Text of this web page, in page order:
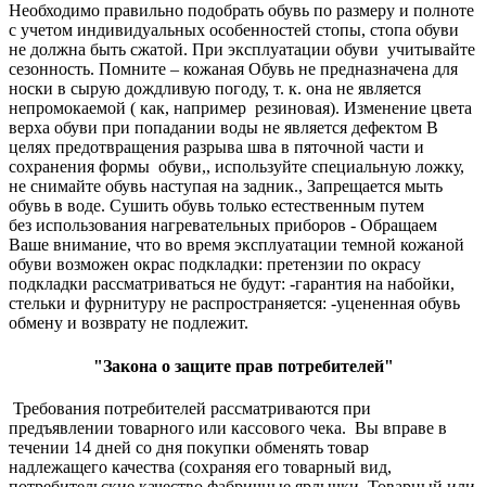
Необходимо правильно подобрать обувь по размеру и полноте
с учетом индивидуальных особенностей стопы, стопа обуви
не должна быть сжатой. При эксплуатации обуви учитывайте
сезонность. Помните – кожаная Обувь не предназначена для
носки в сырую дождливую погоду, т. к. она не является
непромокаемой ( как, например резиновая). Изменение цвета
верха обуви при попадании воды не является дефектом В
целях предотвращения разрыва шва в пяточной части и
сохранения формы обуви,, используйте специальную ложку,
не снимайте обувь наступая на задник., Запрещается мыть
обувь в воде. Сушить обувь только естественным путем
без использования нагревательных приборов - Обращаем
Ваше внимание, что во время эксплуатации темной кожаной
обуви возможен окрас подкладки: претензии по окрасу
подкладки рассматриваться не будут: -гарантия на набойки,
стельки и фурнитуру не распространяется: -уцененная обувь
обмену и возврату не подлежит.
"Закона о защите прав потребителей"
Требования потребителей рассматриваются при
предъявлении товарного или кассового чека. Вы вправе в
течении 14 дней со дня покупки обменять товар
надлежащего качества (сохраняя его товарный вид,